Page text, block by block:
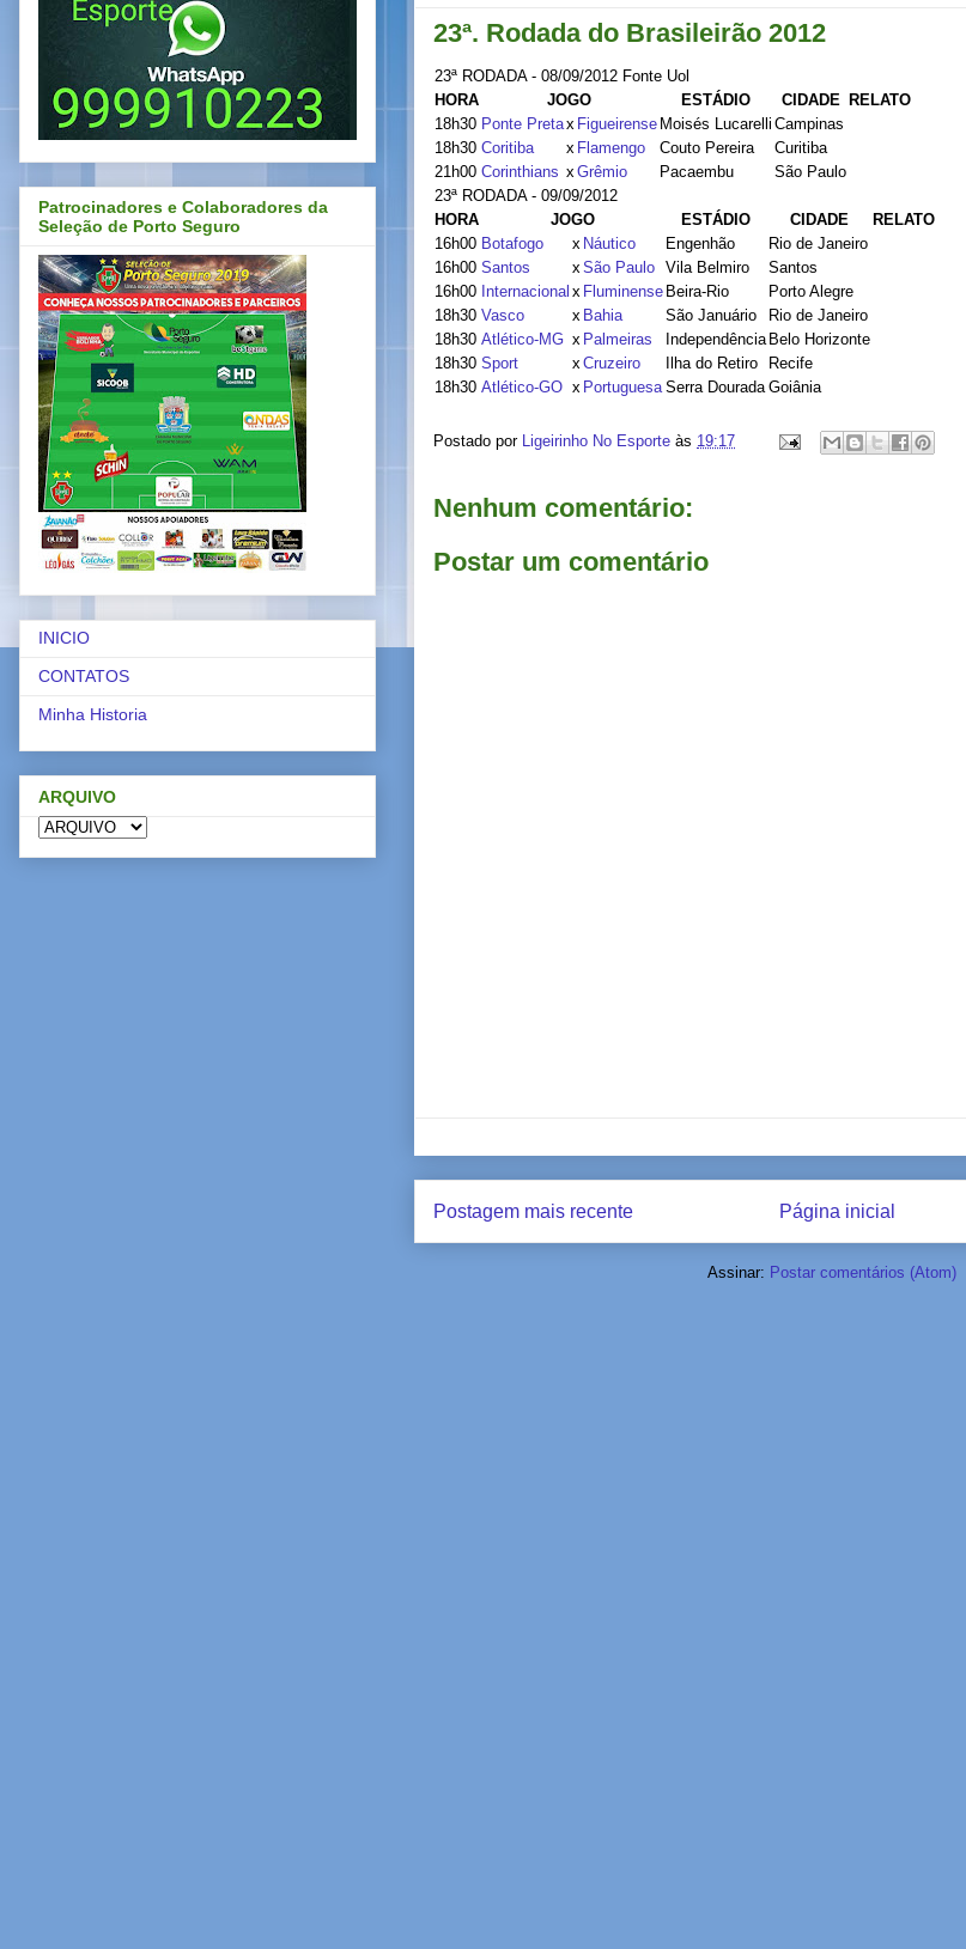
23ª. Rodada do Brasileirão 2012
23ª RODADA - 08/09/2012 Fonte Uol
HORA
JOGO ESTÁDIO CIDADE
RELATO
18h30 Ponte Pretax Figueirense Moisés Lucarelli Campinas
18h30 Coritiba x Flamengo Couto Pereira
Curitiba
21h00 Corinthians x Grêmio Pacaembu
São Paulo
23ª RODADA - 09/09/2012
HORA
JOGO ESTÁDIO CIDADE
RELATO
16h00 Botafogo x Náutico Engenhão
Rio de Janeiro
16h00 Santos x São Paulo Vila Belmiro
Santos
16h00 Internacional x Fluminense Beira-Rio
Porto Alegre
18h30 Vasco x Bahia São Januário
Rio de Janeiro
18h30 Atlético-MG x Palmeiras Independência Belo Horizonte
18h30 Sport x Cruzeiro Ilha do Retiro
Recife
18h30 Atlético-GO x Portuguesa Serra Dourada Goiânia
Postado por Ligeirinho No Esporte às 19:17
Nenhum comentário:
Postar um comentário
Postagem mais recente Página inicial
Assinar: Postar comentários (Atom)
Patrocinadores e Colaboradores da
Seleção de Porto Seguro
INICIO
CONTATOS
Minha Historia
ARQUIVO